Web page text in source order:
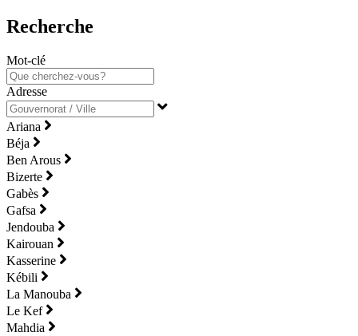
Recherche
Mot-clé
Adresse
Ariana
Béja
Ben Arous
Bizerte
Gabès
Gafsa
Jendouba
Kairouan
Kasserine
Kébili
La Manouba
Le Kef
Mahdia